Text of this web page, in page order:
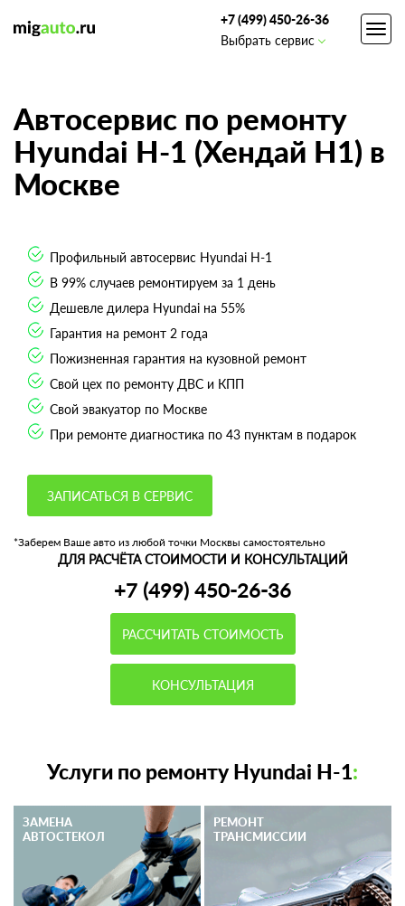
+7 (499) 450-26-36
Выбрать сервис
Автосервис по ремонту
Hyundai H-1 (Хендай Н1) в
Москве
Профильный автосервис Hyundai H-1
В 99% случаев ремонтируем за 1 день
Дешевле дилера Hyundai на 55%
Гарантия на ремонт 2 года
Пожизненная гарантия на кузовной ремонт
Свой цех по ремонту ДВС и КПП
Свой эвакуатор по Москве
При ремонте диагностика по 43 пунктам в подарок
ЗАПИСАТЬСЯ В СЕРВИС
*Заберем Ваше авто из любой точки Москвы самостоятельно
ДЛЯ РАСЧЁТА СТОИМОСТИ И КОНСУЛЬТАЦИЙ
+7 (499) 450-26-36
РАССЧИТАТЬ СТОИМОСТЬ
КОНСУЛЬТАЦИЯ
Услуги по ремонту Hyundai H-1:
ЗАМЕНА
АВТОСТЕКОЛ
РЕМОНТ
ТРАНСМИССИИ